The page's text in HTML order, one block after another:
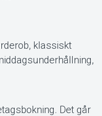
klassiskt
Det går